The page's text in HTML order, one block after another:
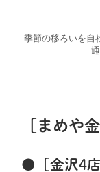
季節の移ろいを自
［まめや
●［金沢4